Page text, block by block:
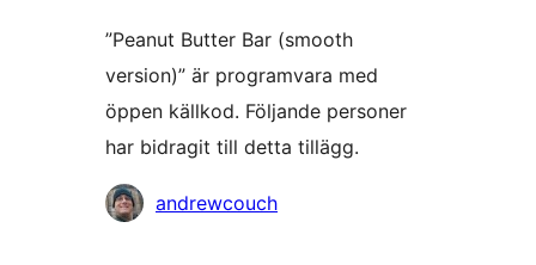
”Peanut Butter Bar (smooth
version)” är programvara med
öppen källkod. Följande personer
har bidragit till detta tillägg.
Bidragandeandrewcouch